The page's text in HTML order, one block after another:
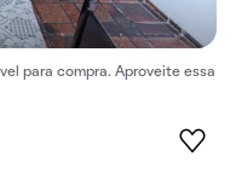
para compra. Aproveite essa